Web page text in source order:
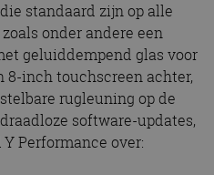
standaard zijn op alle
onder andere een
geluiddempend glas voor
inch touchscreen achter,
rugleuning op de
software-updates,
Performance over: